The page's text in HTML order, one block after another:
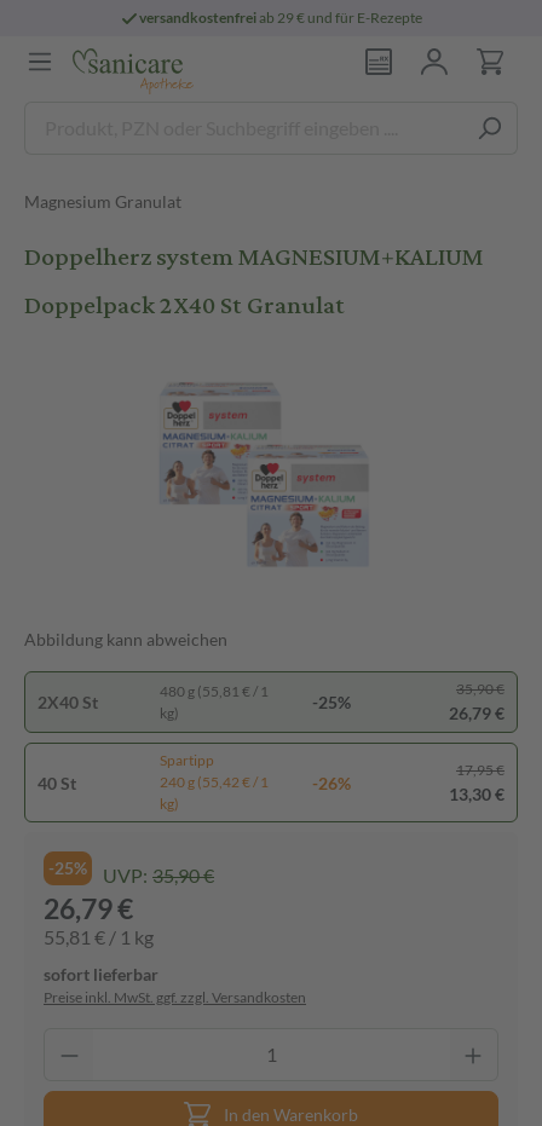
versandkostenfreiab 29 € und für E-Rezepte
Magnesium Granulat
Doppelherz system MAGNESIUM+KALIUM
Doppelpack 2X40 St Granulat
Abbildung kann abweichen
2X40 St
480 g (55,81 € / 1
kg)
-25%
35,90 €
26,79 €
40 St
Spartipp
240 g (55,42 € / 1
kg)
-26%
17,95 €
13,30 €
-25% UVP: 35,90 €
26,79 €
55,81 € / 1 kg
sofort lieferbar
Preise inkl. MwSt. ggf. zzgl. Versandkosten
In den Warenkorb